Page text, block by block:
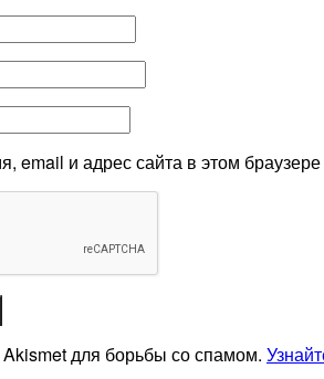
email и адрес сайта в этом
Akismet для борьбы со спамом.